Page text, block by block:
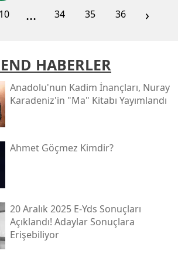
10 ... 34 35 36 ›
HABERLER
Anadolu'nun Kadim İnançları, Nuray
Karadeniz'in "ma" Kitabı Yayımlandı
Ahmet Göçmez Kimdir?
20 Aralık 2025 E-Yds Sonuçları
Açıklandı! Adaylar Sonuçlara
Erişebiliyor